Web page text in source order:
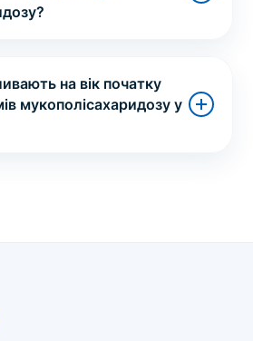
на вік початку
мукополісахаридозу у